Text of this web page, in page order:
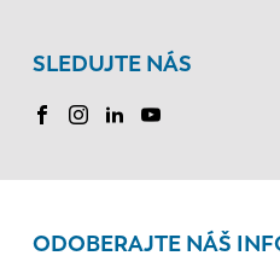
SLEDUJTE NÁS
ODOBERAJTE NÁŠ